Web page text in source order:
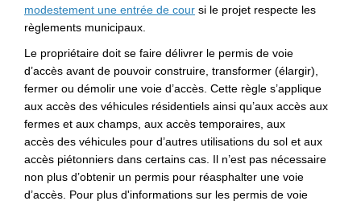
modestement une entrée de cour(Liens externes)
si le projet respecte les
règlements municipaux.
Le propriétaire doit se faire délivrer le permis de voie
d’accès avant de pouvoir construire, transformer (élargir),
fermer ou démolir une voie d’accès. Cette règle s’applique
aux accès des véhicules résidentiels ainsi qu’aux accès aux
fermes et aux champs, aux accès temporaires, aux
accès des véhicules pour d’autres utilisations du sol et aux
accès piétonniers dans certains cas Il n’est pas nécessaire
non plus d’obtenir un permis pour réasphalter une voie
d’accès. Pour plus d'informations sur les permis de voie